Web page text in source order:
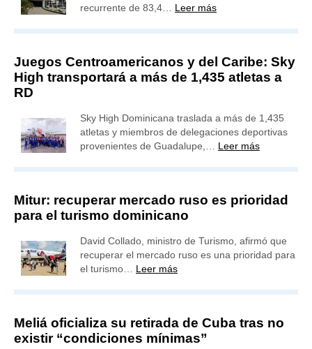
recurrente de 83,4… Leer más
Juegos Centroamericanos y del Caribe: Sky
High transportará a más de 1,435 atletas a
RD
Sky High Dominicana traslada a más de 1,435
atletas y miembros de delegaciones deportivas
provenientes de Guadalupe,… Leer más
Mitur: recuperar mercado ruso es prioridad
para el turismo dominicano
David Collado, ministro de Turismo, afirmó que
recuperar el mercado ruso es una prioridad para
el turismo… Leer más
Meliá oficializa su retirada de Cuba tras no
existir “condiciones mínimas”